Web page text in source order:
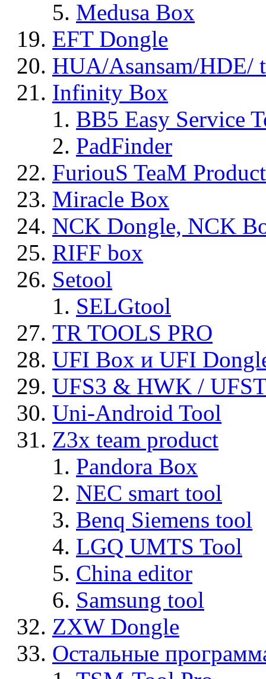
Medusa Box
EFT Dongle
HUA/Asansam/HDE/
Infinity Box
BB5 Easy Service
PadFinder
FuriouS TeaM
Miracle Box
NCK Dongle, NCK
RIFF box
Setool
SELGtool
TR TOOLS PRO
UFI Box и UFI
UFS3 & HWK /
Uni-Android Tool
Z3x team product
Pandora Box
NEC smart tool
Benq Siemens tool
LGQ UMTS Tool
China editor
Samsung tool
ZXW Dongle
Остальные